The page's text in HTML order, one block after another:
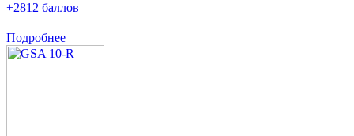
+2812 баллов
Подробнее